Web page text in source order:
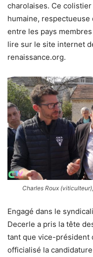
charolaises. Ce
humaine, respectueuse
entre les pays
lire sur le site internet
renaissance.org.
Charles Roux
Engagé dans le
Decerle a pris la tête
tant que vice-président
officialisé la